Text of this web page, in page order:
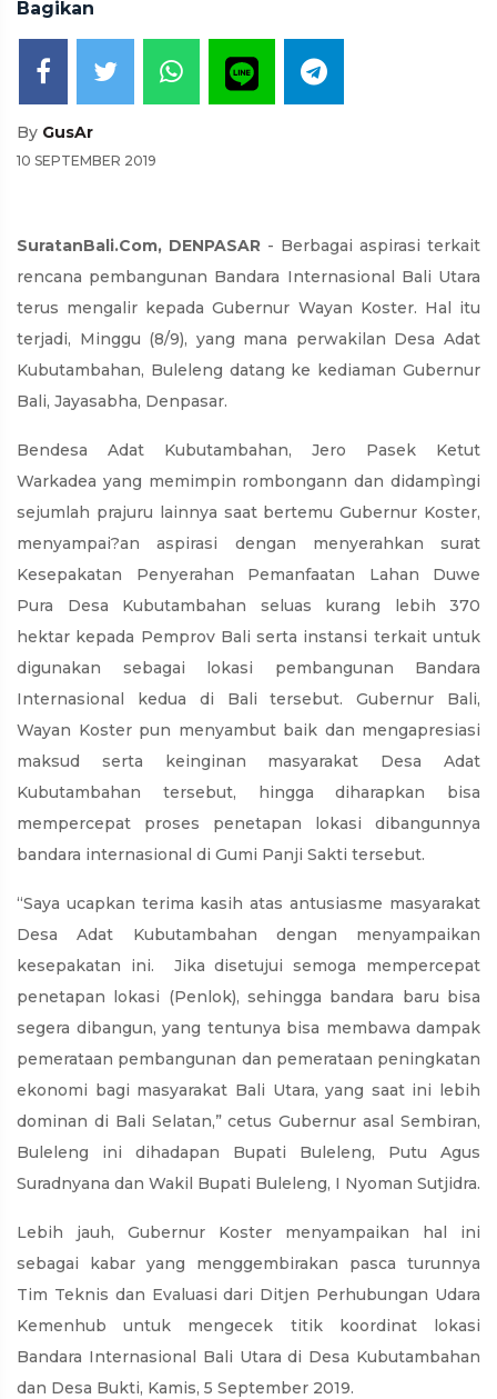
Bagikan
By GusAr
10 SEPTEMBER 2019
SuratanBali.Com, DENPASAR - Berbagai aspirasi terkait
rencana pembangunan Bandara Internasional Bali Utara
terus mengalir kepada Gubernur Wayan Koster. Hal itu
terjadi, Minggu (8/9), yang mana perwakilan Desa Adat
Kubutambahan, Buleleng datang ke kediaman Gubernur
Bali, Jayasabha, Denpasar.
Bendesa Adat Kubutambahan, Jero Pasek Ketut
Warkadea yang memimpin rombongann dan didampìngi
sejumlah prajuru lainnya saat bertemu Gubernur Koster,
menyampai?an aspirasi dengan menyerahkan surat
Kesepakatan Penyerahan Pemanfaatan Lahan Duwe
Pura Desa Kubutambahan seluas kurang lebih 370
hektar kepada Pemprov Bali serta instansi terkait untuk
digunakan sebagai lokasi pembangunan Bandara
Internasional kedua di Bali tersebut. Gubernur Bali,
Wayan Koster pun menyambut baik dan mengapresiasi
maksud serta keinginan masyarakat Desa Adat
Kubutambahan tersebut, hingga diharapkan bisa
mempercepat proses penetapan lokasi dibangunnya
bandara internasional di Gumi Panji Sakti tersebut.
“Saya ucapkan terima kasih atas antusiasme masyarakat
Desa Adat Kubutambahan dengan menyampaikan
kesepakatan ini. Jika disetujui semoga mempercepat
penetapan lokasi (Penlok), sehingga bandara baru bisa
segera dibangun, yang tentunya bisa membawa dampak
pemerataan pembangunan dan pemerataan peningkatan
ekonomi bagi masyarakat Bali Utara, yang saat ini lebih
dominan di Bali Selatan,” cetus Gubernur asal Sembiran,
Buleleng ini dihadapan Bupati Buleleng, Putu Agus
Suradnyana dan Wakil Bupati Buleleng, I Nyoman Sutjidra.
Lebih jauh, Gubernur Koster menyampaikan hal ini
sebagai kabar yang menggembirakan pasca turunnya
Tim Teknis dan Evaluasi dari Ditjen Perhubungan Udara
Kemenhub untuk mengecek titik koordinat lokasi
Bandara Internasional Bali Utara di Desa Kubutambahan
dan Desa Bukti, Kamis, 5 September 2019.